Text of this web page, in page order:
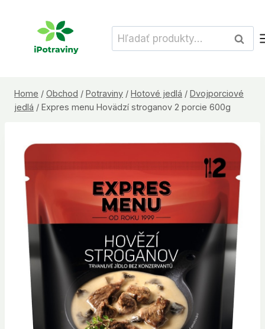
Hľadať:
Home / Obchod / Potraviny / Hotové jedlá / Dvojporciové
jedlá / Expres menu Hovädzí stroganov 2 porcie 600g